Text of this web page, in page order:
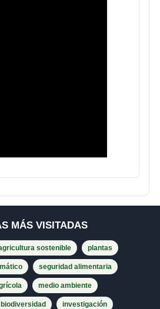
MÁS VISITADAS
sostenible plantas
seguridad alimentaria
medio ambiente
biodiversidad investigación